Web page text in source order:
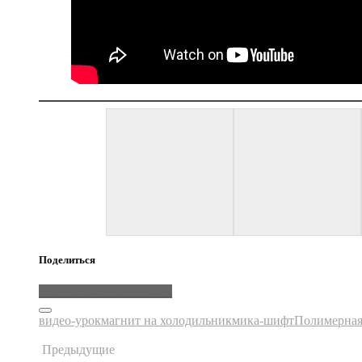
Поделиться
видео-урокмагнит на холодильникмика-шифт
Предыдущие